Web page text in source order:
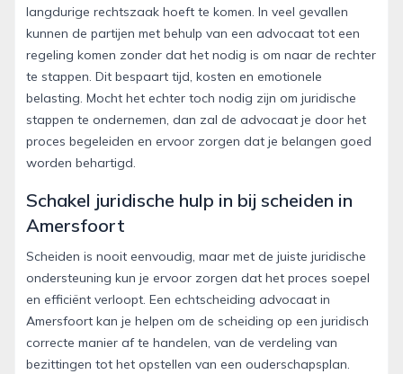
langdurige rechtszaak hoeft te komen. In veel gevallen
kunnen de partijen met behulp van een advocaat tot een
regeling komen zonder dat het nodig is om naar de rechter
te stappen. Dit bespaart tijd, kosten en emotionele
belasting. Mocht het echter toch nodig zijn om juridische
stappen te ondernemen, dan zal de advocaat je door het
proces begeleiden en ervoor zorgen dat je belangen goed
worden behartigd.
Schakel juridische hulp in bij scheiden in
Amersfoort
Scheiden is nooit eenvoudig, maar met de juiste juridische
ondersteuning kun je ervoor zorgen dat het proces soepel
en efficiënt verloopt. Een echtscheiding advocaat in
Amersfoort kan je helpen om de scheiding op een juridisch
correcte manier af te handelen, van de verdeling van
bezittingen tot het opstellen van een ouderschapsplan.